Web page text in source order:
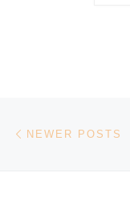
Posts
NEWER POSTS